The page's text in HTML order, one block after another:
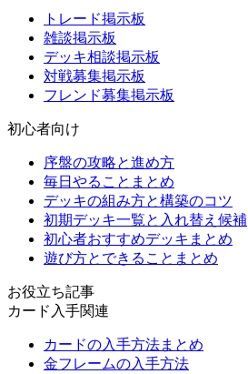
トレード掲示板
雑談掲示板
デッキ相談掲示板
対戦募集掲示板
フレンド募集掲示板
初心者向け
序盤の攻略と進め方
毎日やることまとめ
デッキの組み方と構築のコツ
初期デッキ一覧と入れ替え候補
初心者おすすめデッキまとめ
遊び方とできることまとめ
お役立ち記事
カード入手関連
カードの入手方法まとめ
金フレームの入手方法